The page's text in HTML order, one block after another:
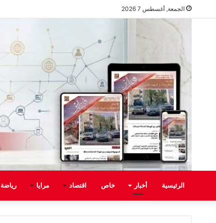
الجمعة, أغسطس 7 2026
الرئيسية أخبار خاص اقتصاد مرايا رياضة